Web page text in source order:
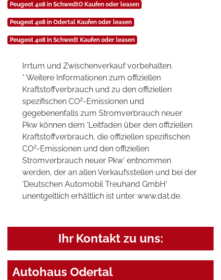
Peugeot 408 in SchwedtO Kaufen oder leasen
Peugeot 408 in Odertal Kaufen oder leasen
Peugeot 408 in Schwedt Kaufen oder leasen
Irrtum und Zwischenverkauf vorbehalten.
* Weitere Informationen zum offiziellen
Kraftstoffverbrauch und zu den offiziellen
spezifischen CO2-Emissionen und
gegebenenfalls zum Stromverbrauch neuer
Pkw können dem 'Leitfaden über den offiziellen
Kraftstoffverbrauch, die offiziellen spezifischen
CO2-Emissionen und den offiziellen
Stromverbrauch neuer Pkw' entnommen
werden, der an allen Verkaufsstellen und bei der
'Deutschen Automobil Treuhand GmbH'
unentgeltlich erhältlich ist unter www.dat.de.
Ihr Kontakt zu uns:
Autohaus Odertal